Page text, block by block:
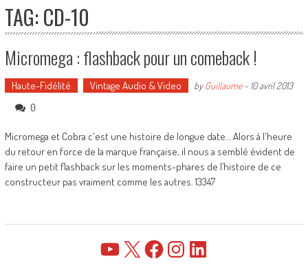
TAG: CD-10
Micromega : flashback pour un comeback !
Haute-Fidélité Vintage Audio & Video byGuillaume- 10 avril 2013
0
Micromega et Cobra c'est une histoire de longue date… Alors à l'heure
du retour en force de la marque française, il nous a semblé évident de
faire un petit flashback sur les moments-phares de l’histoire de ce
constructeur pas vraiment comme les autres. 13347
YouTube FacebookInstagramLinkedIn